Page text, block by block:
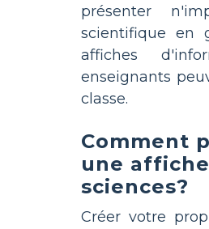
présenter
scientifique en
affiches
enseignants
classe.
Comment
une
sciences?
Créer votre